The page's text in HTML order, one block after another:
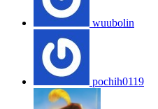
wuubolin
pochih0119